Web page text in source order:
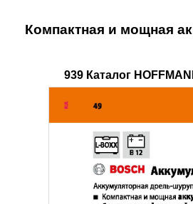
Компактная и мощная
939 Каталог